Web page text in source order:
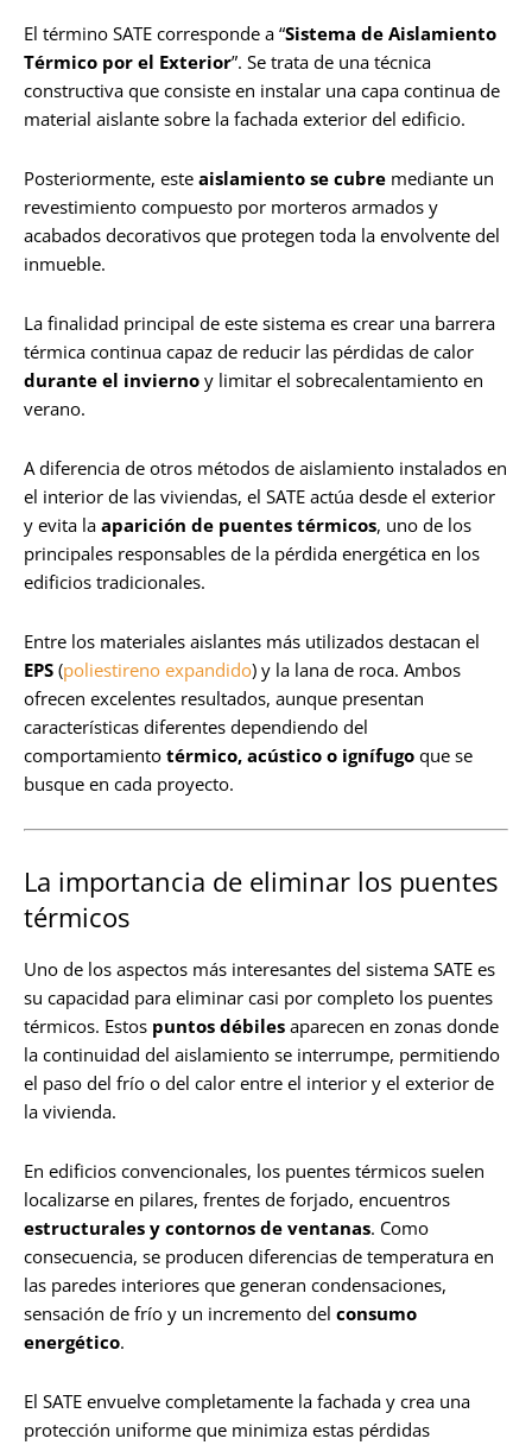
El término SATE corresponde a “Sistema de Aislamiento
Térmico por el Exterior”. Se trata de una técnica
constructiva que consiste en instalar una capa continua de
material aislante sobre la fachada exterior del edificio.
Posteriormente, este aislamiento se cubre mediante un
revestimiento compuesto por morteros armados y
acabados decorativos que protegen toda la envolvente del
inmueble.
La finalidad principal de este sistema es crear una barrera
térmica continua capaz de reducir las pérdidas de calor
durante el invierno y limitar el sobrecalentamiento en
verano.
A diferencia de otros métodos de aislamiento instalados en
el interior de las viviendas, el SATE actúa desde el exterior
y evita la aparición de puentes térmicos, uno de los
principales responsables de la pérdida energética en los
edificios tradicionales.
Entre los materiales aislantes más utilizados destacan el
EPS (poliestireno expandido) y la lana de roca. Ambos
ofrecen excelentes resultados, aunque presentan
características diferentes dependiendo del
comportamiento térmico, acústico o ignífugo que se
busque en cada proyecto.
La importancia de eliminar los puentes
térmicos
Uno de los aspectos más interesantes del sistema SATE es
su capacidad para eliminar casi por completo los puentes
térmicos. Estos puntos débiles aparecen en zonas donde
la continuidad del aislamiento se interrumpe, permitiendo
el paso del frío o del calor entre el interior y el exterior de
la vivienda.
En edificios convencionales, los puentes térmicos suelen
localizarse en pilares, frentes de forjado, encuentros
estructurales y contornos de ventanas. Como
consecuencia, se producen diferencias de temperatura en
las paredes interiores que generan condensaciones,
sensación de frío y un incremento del consumo
energético.
El SATE envuelve completamente la fachada y crea una
protección uniforme que minimiza estas pérdidas